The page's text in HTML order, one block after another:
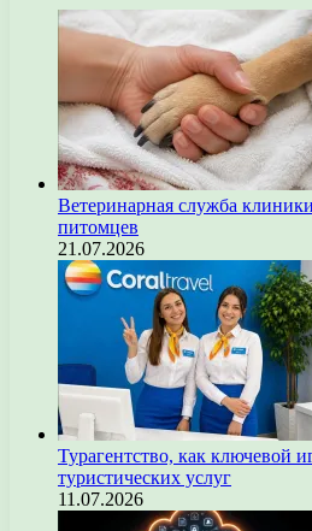
Ветеринарная служба
питомцев
21.07.2026
Турагентство, как ключевой
туристических услуг
11.07.2026